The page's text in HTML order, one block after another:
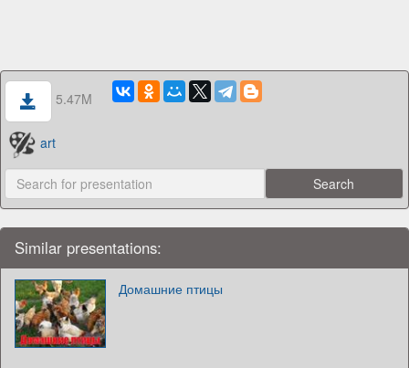
5.47M
art
Similar presentations:
Домашние птицы